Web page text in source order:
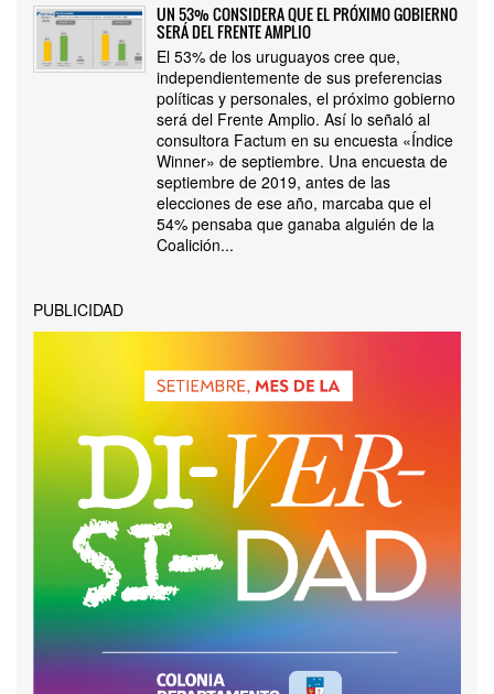
UN 53% CONSIDERA QUE EL PRÓXIMO GOBIERNO
SERÁ DEL FRENTE AMPLIO
El 53% de los uruguayos cree que,
independientemente de sus preferencias
políticas y personales, el próximo gobierno
será del Frente Amplio. Así lo señaló al
consultora Factum en su encuesta «Índice
Winner» de septiembre. Una encuesta de
septiembre de 2019, antes de las
elecciones de ese año, marcaba que el
54% pensaba que ganaba alguién de la
Coalición...
PUBLICIDAD